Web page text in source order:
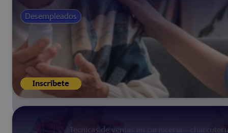
Desempleados
Inscríbete
Técnicas de ventas en carnicería –